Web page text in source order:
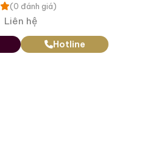
(0 đánh giá)
Liên hệ
Hotline